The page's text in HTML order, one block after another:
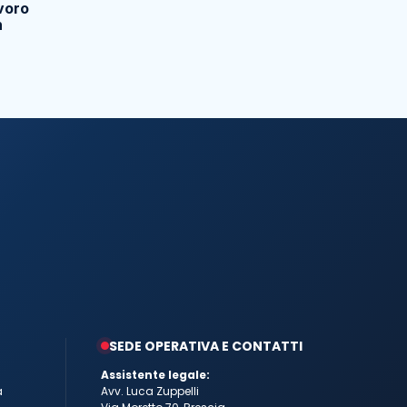
SEDE OPERATIVA E CONTATTI
Assistente legale:
Avv. Luca Zuppelli